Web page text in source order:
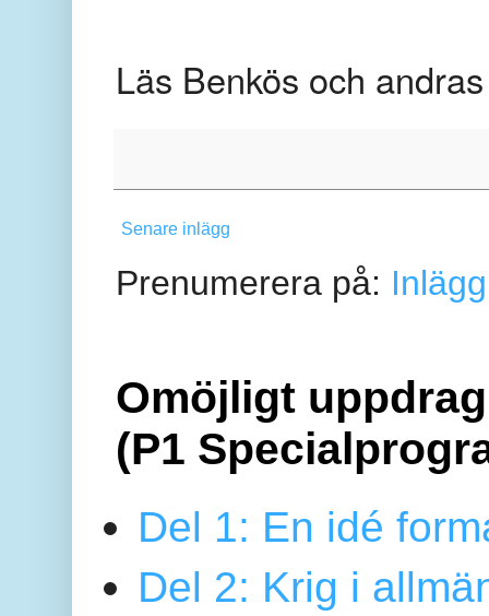
Läs Benkös och
Senare inlägg
Prenumerera på:
Omöjligt
(P1
Del 1: En idé
Del 2: Krig i